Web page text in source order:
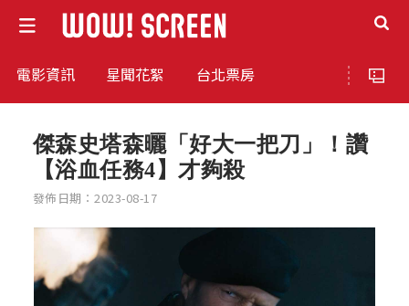
電影資訊 星聞花絮 台北票房
傑森史塔森曬「好大一把刀」！讚
【浴血任務4】才夠殺
發佈日期：2023-08-17